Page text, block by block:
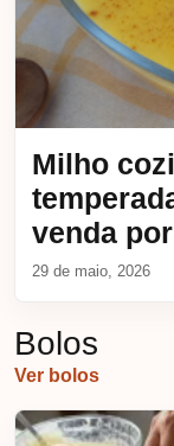
Milho
venda
29 de maio, 2026
Bolos
Ver bolos